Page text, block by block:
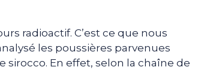
radioactif. C’est ce que nous
les poussières parvenues
sirocco. En effet, selon la chaîne de